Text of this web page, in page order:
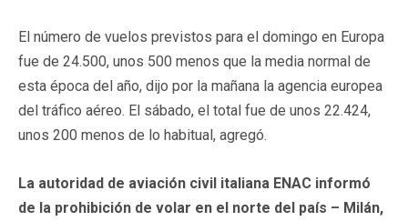
El número de vuelos previstos para el domingo en Europa
fue de 24.500, unos 500 menos que la media normal de
esta época del año, dijo por la mañana la agencia europea
del tráfico aéreo. El sábado, el total fue de unos 22.424,
unos 200 menos de lo habitual, agregó.
La autoridad de aviación civil italiana ENAC informó
de la prohibición de volar en el norte del país – Milán,